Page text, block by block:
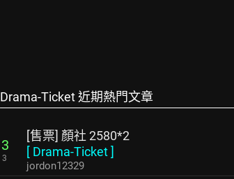
Drama-Ticket 近期熱門文章
3
3
[售票] 顏社 2580*2
[ Drama-Ticket]
jordon12329